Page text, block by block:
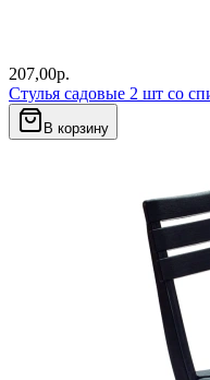
207,00р.
Стулья садовые 2 шт со
В корзину